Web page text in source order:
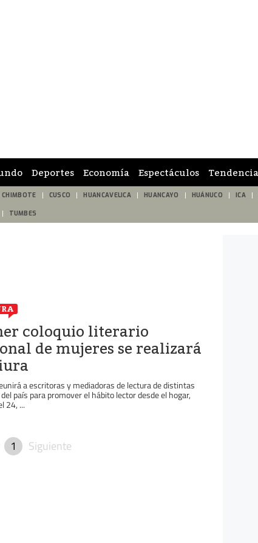
Deportes Economía Espectáculos Tendencia
CHIMBOTE CUSCO HUANCAVELICA HUANCAYO HUÁNUCO ICA
TUMBES
coloquio literario
de mujeres se realizará
a escritoras y mediadoras de lectura de distintas
país para promover el hábito lector desde el hogar,
24, ...
1 Siguiente